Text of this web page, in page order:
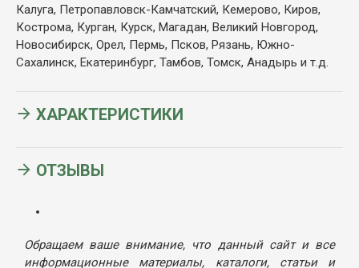
Калуга, Петропавловск-Камчатский, Кемерово, Киров,
Кострома, Курган, Курск, Магадан, Великий Новгород,
Новосибирск, Орел, Пермь, Псков, Рязань, Южно-
Сахалинск, Екатеринбург, Тамбов, Томск, Анадырь и т.д.
ХАРАКТЕРИСТИКИ
ОТЗЫВЫ
Обращаем ваше внимание, что данный сайт и все
информационные материалы, каталоги, статьи и